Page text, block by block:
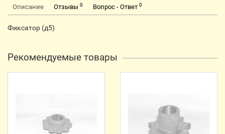
Описание Отзывы 0 Вопрос - Ответ 0
Фиксатор (д5)
Рекомендуемые товары